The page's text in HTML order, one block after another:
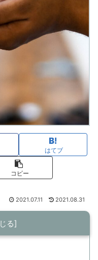
はてブ
コピー
2021.07.11 2021.08.31